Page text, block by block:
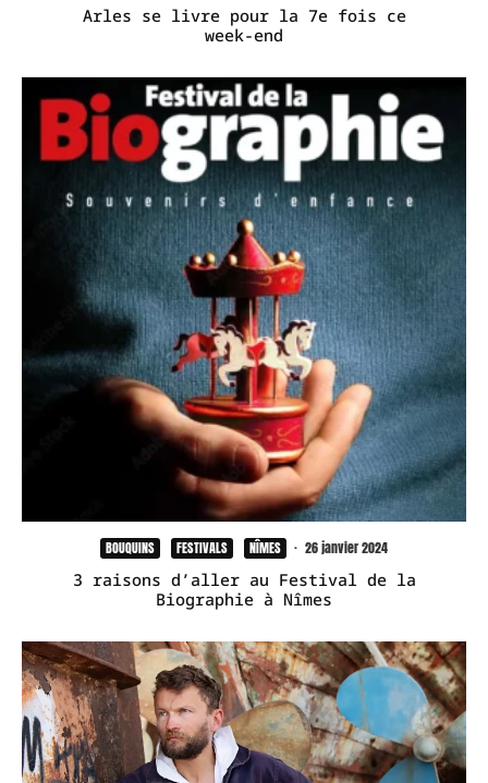
Arles se livre pour la 7e fois ce
week-end
BOUQUINS FESTIVALS NÎMES · 26 janvier 2024
3 raisons d’aller au Festival de la
Biographie à Nîmes